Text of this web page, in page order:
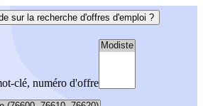
sur la recherche d'offres d'emploi ?
clé, numéro d'offre